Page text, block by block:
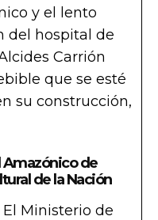
y el lento
del hospital de
Carrión
que se esté
su construcción,
Amazónico de
de la Nación
El Ministerio de